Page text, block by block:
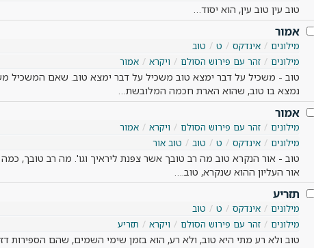
טוב עין טוב עין, הוא יסוד…
אמור
מילונים אינדקס ט
טוב
מילונים
זהר עם פירוש הסולם ויקרא אמור
טוב - משכיל על דבר ימצא טוב משכיל על דבר ימצא טוב. שאם המשכיל
נמצא בו טוב, שהוא הארת חכמה המלובשת…
אמור
מילונים זהר עם פירוש הסולם ויקרא
אמור
מילונים
אינדקס ט טוב טוב אור
טוב - אור הנקרא טוב מה רב טובך אשר צפנת ליראיך וגו'. מה רב טובך, כמה
אור העליון ההוא שנקרא, טוב.…
תזריע
מילונים אינדקס ט
טוב
מילונים
זהר עם פירוש הסולם ויקרא תזריע
טוב ולא רע מתי היא טוב, ולא רע, הוא בזמן שימי השמים, שהם הספירות